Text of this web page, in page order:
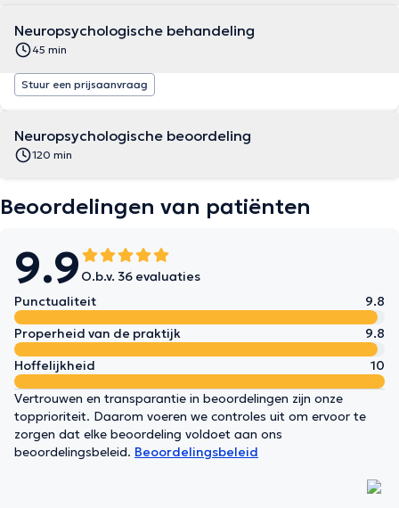
Neuropsychologische behandeling
45 min
Stuur een prijsaanvraag
Neuropsychologische beoordeling
120 min
Beoordelingen van patiënten
9.9 O.b.v. 36 evaluaties
Punctualiteit
9.8
Properheid van de praktijk
9.8
Hoffelijkheid
10
Vertrouwen en transparantie in beoordelingen zijn onze
topprioriteit. Daarom voeren we controles uit om ervoor te
zorgen dat elke beoordeling voldoet aan ons
beoordelingsbeleid. Beoordelingsbeleid